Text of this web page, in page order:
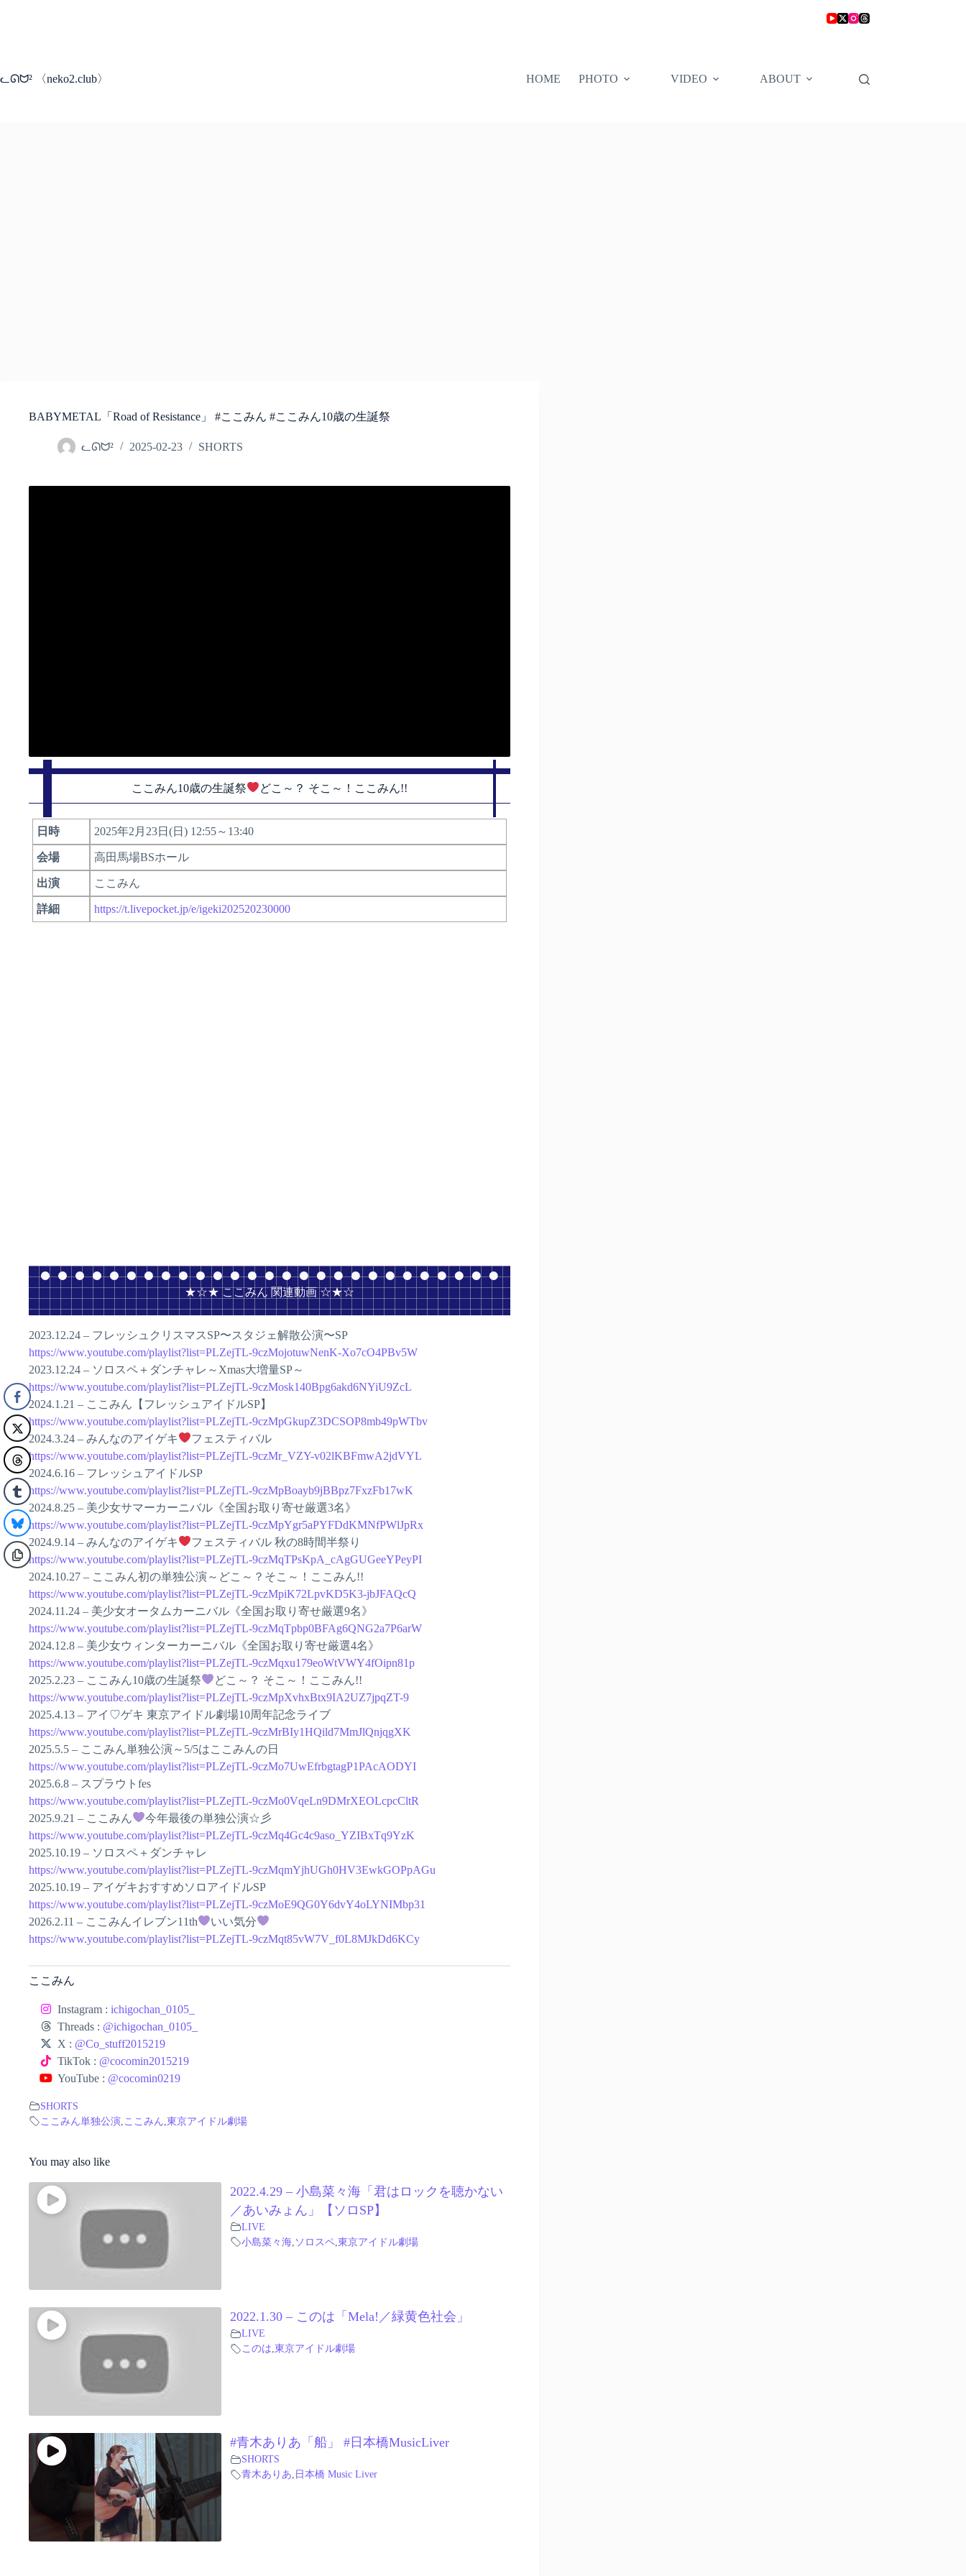
へ
ᓚᘏᗢ² 〈neko2.club〉 HOME PHOTO VIDEO ABOUT
BABYMETAL「Road of Resistance」 #ここみん #ここみん10歳の生誕祭
ᓚᘏᗢ² 2025-02-23 SHORTS
ここみん10歳の生誕祭 どこ～？ そこ～！ここみん!!
日時 2025年2月23日(日) 12:55～13:40
会場 高田馬場BSホール
出演 ここみん
詳細 https://t.livepocket.jp/e/igeki202520230000
★☆★ ここみん 関連動画 ☆★☆
2023.12.24 – フレッシュクリスマスSP〜スタジェ解散公演〜SP
https://www.youtube.com/playlist?list=PLZejTL-9czMojotuwNenK-Xo7cO4PBv5W
2023.12.24 – ソロスペ＋ダンチャレ～Xmas大増量SP～
https://www.youtube.com/playlist?list=PLZejTL-9czMosk140Bpg6akd6NYiU9ZcL
2024.1.21 – ここみん【フレッシュアイドルSP】
https://www.youtube.com/playlist?list=PLZejTL-9czMpGkupZ3DCSOP8mb49pWTbv
2024.3.24 – みんなのアイゲキ
フェスティバル
https://www.youtube.com/playlist?list=PLZejTL-9czMr_VZY-v02lKBFmwA2jdVYL
2024.6.16 – フレッシュアイドルSP
https://www.youtube.com/playlist?list=PLZejTL-9czMpBoayb9jBBpz7FxzFb17wK
2024.8.25 – 美少女サマーカーニバル《全国お取り寄せ厳選3名》
https://www.youtube.com/playlist?list=PLZejTL-9czMpYgr5aPYFDdKMNfPWlJpRx
2024.9.14 – みんなのアイゲキ
フェスティバル 秋の8時間半祭り
https://www.youtube.com/playlist?list=PLZejTL-9czMqTPsKpA_cAgGUGeeYPeyPI
2024.10.27 – ここみん初の単独公演～どこ～？そこ～！ここみん!!
https://www.youtube.com/playlist?list=PLZejTL-9czMpiK72LpvKD5K3-jbJFAQcQ
2024.11.24 – 美少女オータムカーニバル《全国お取り寄せ厳選9名》
https://www.youtube.com/playlist?list=PLZejTL-9czMqTpbp0BFAg6QNG2a7P6arW
2024.12.8 – 美少女ウィンターカーニバル《全国お取り寄せ厳選4名》
https://www.youtube.com/playlist?list=PLZejTL-9czMqxu179eoWtVWY4fOipn81p
2025.2.23 – ここみん10歳の生誕祭
どこ～？ そこ～！ここみん!!
https://www.youtube.com/playlist?list=PLZejTL-9czMpXvhxBtx9IA2UZ7jpqZT-9
2025.4.13 – アイ♡ゲキ 東京アイドル劇場10周年記念ライブ
https://www.youtube.com/playlist?list=PLZejTL-9czMrBIy1HQild7MmJlQnjqgXK
2025.5.5 – ここみん単独公演～5/5はここみんの日
https://www.youtube.com/playlist?list=PLZejTL-9czMo7UwEfrbgtagP1PAcAODYI
2025.6.8 – スプラウトfes
https://www.youtube.com/playlist?list=PLZejTL-9czMo0VqeLn9DMrXEOLcpcCltR
2025.9.21 – ここみん
今年最後の単独公演☆彡
https://www.youtube.com/playlist?list=PLZejTL-9czMq4Gc4c9aso_YZIBxTq9YzK
2025.10.19 – ソロスペ＋ダンチャレ
https://www.youtube.com/playlist?list=PLZejTL-9czMqmYjhUGh0HV3EwkGOPpAGu
2025.10.19 – アイゲキおすすめソロアイドルSP
https://www.youtube.com/playlist?list=PLZejTL-9czMoE9QG0Y6dvY4oLYNIMbp31
2026.2.11 – ここみんイレブン11th
いい気分
https://www.youtube.com/playlist?list=PLZejTL-9czMqt85vW7V_f0L8MJkDd6KCy
ここみん
Instagram : ichigochan_0105_
Threads : @ichigochan_0105_
X : @Co_stuff2015219
TikTok : @cocomin2015219
YouTube : @cocomin0219
SHORTS
ここみん単独公演 ここみん 東京アイドル劇場
You may also like
2022.4.29 – 小島菜々海「君はロックを聴かない
／あいみょん」【ソロSP】
LIVE
小島菜々海 ソロスペ 東京アイドル劇場
2022.1.30 – このは「Mela!／緑黄色社会」
LIVE
このは,東京アイドル劇場
#青木ありあ「船」 #日本橋MusicLiver
SHORTS
青木ありあ 日本橋 Music Liver